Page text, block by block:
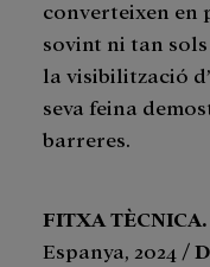
converteixen en
sovint ni tan
la visibilització
seva feina
barreres.
FITXA
Espanya, 2024 /